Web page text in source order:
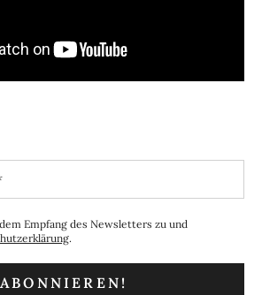
Empfang des Newsletters zu und
.